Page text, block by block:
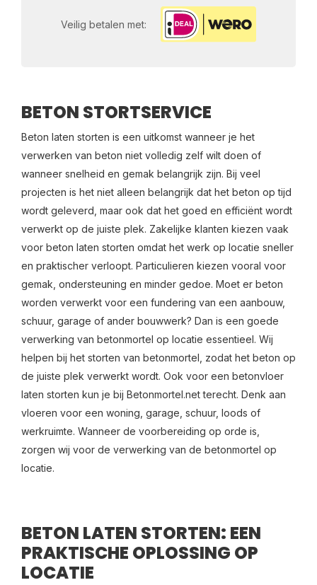
BETON STORTSERVICE
Beton laten storten is een uitkomst wanneer je het
verwerken van beton niet volledig zelf wilt doen of
wanneer snelheid en gemak belangrijk zijn. Bij veel
projecten is het niet alleen belangrijk dat het beton op tijd
wordt geleverd, maar ook dat het goed en efficiënt wordt
verwerkt op de juiste plek. Zakelijke klanten kiezen vaak
voor beton laten storten omdat het werk op locatie sneller
en praktischer verloopt. Particulieren kiezen vooral voor
gemak, ondersteuning en minder gedoe. Moet er beton
worden verwerkt voor een fundering van een aanbouw,
schuur, garage of ander bouwwerk? Dan is een goede
verwerking van betonmortel op locatie essentieel. Wij
helpen bij het storten van betonmortel, zodat het beton op
de juiste plek verwerkt wordt. Ook voor een betonvloer
laten storten kun je bij Betonmortel.net terecht. Denk aan
vloeren voor een woning, garage, schuur, loods of
werkruimte. Wanneer de voorbereiding op orde is,
zorgen wij voor de verwerking van de betonmortel op
locatie.
Veilig betalen met:
BETON LATEN STORTEN: EEN
PRAKTISCHE OPLOSSING OP
LOCATIE